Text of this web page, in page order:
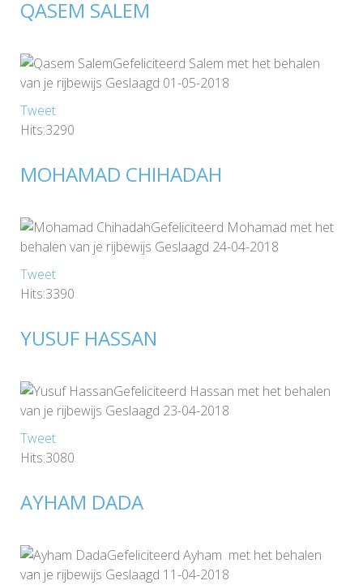
QASEM SALEM
Gefeliciteerd Salem met het behalen
van je rijbewijs Geslaagd 01-05-2018
Tweet
Hits:3290
MOHAMAD CHIHADAH
Gefeliciteerd Mohamad met het
behalen van je rijbewijs Geslaagd 24-04-2018
Tweet
Hits:3390
YUSUF HASSAN
Gefeliciteerd Hassan met het behalen
van je rijbewijs Geslaagd 23-04-2018
Tweet
Hits:3080
AYHAM DADA
Gefeliciteerd Ayham met het behalen
van je rijbewijs Geslaagd 11-04-2018